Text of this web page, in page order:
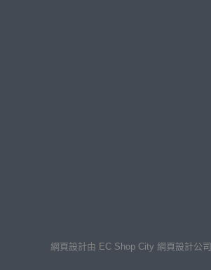
網頁設計由 EC Shop City 網頁設計公司